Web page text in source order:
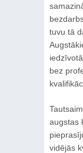
tuvu tā
bez
augstas
vidējās